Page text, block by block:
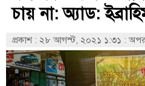
চায় না: অ্যাড:
প্রকাশ : ২৮ আগস্ট, ২০২১ ১:৩১ :